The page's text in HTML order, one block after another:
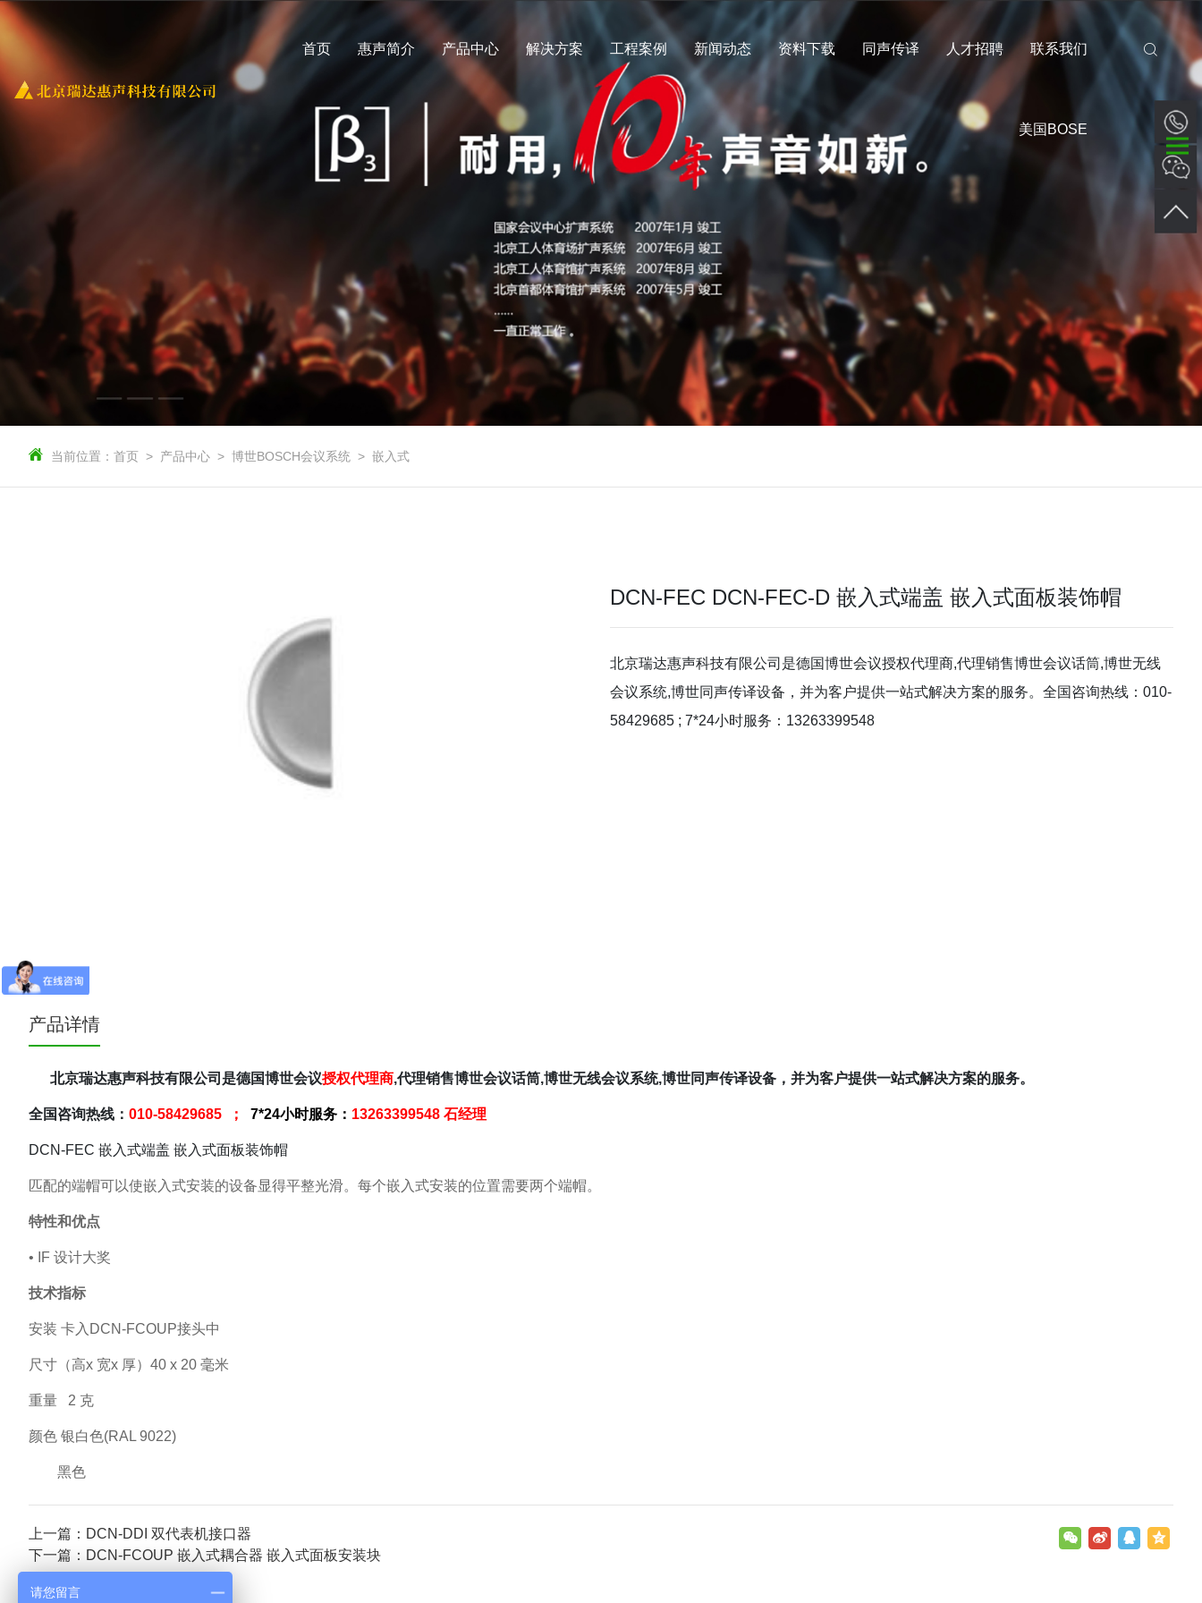
首页 惠声简介 产品中心 解决方案 工程案例 新闻动态 资料下载 同声传译 人才招聘 联系我们
美国BOSE
当前位置： 首页 产品中心 博世BOSCH会议系统 嵌入式
DCN‑FEC DCN‑FEC-D 嵌入式端盖 嵌入式面板装饰帽
北京瑞达惠声科技有限公司是德国博世会议授权代理商,代理销售博世会议话筒,博世无线
会议系统,博世同声传译设备，并为客户提供一站式解决方案的服务。全国咨询热线：010-
58429685 ; 7*24小时服务：13263399548
产品详情
北京瑞达惠声科技有限公司是德国博世会议授权代理商,代理销售博世会议话筒,博世无线会议系统,博世同声传译设备，并为客户提供一站式解决方案的服务。
全国咨询热线： 010-58429685 ； 7*24小时服务： 13263399548 石经理
DCN‑FEC 嵌入式端盖 嵌入式面板装饰帽
匹配的端帽可以使嵌入式安装的设备显得平整光滑。每个嵌入式安装的位置需要两个端帽。
特性和优点
• IF 设计大奖
技术指标
安装 卡入DCN-FCOUP接头中
尺寸（高x 宽x 厚）40 x 20 毫米
重量 2 克
颜色 银白色(RAL 9022)
黑色
上一篇：DCN-DDI 双代表机接口器
下一篇：DCN-FCOUP 嵌入式耦合器 嵌入式面板安装块
请您留言